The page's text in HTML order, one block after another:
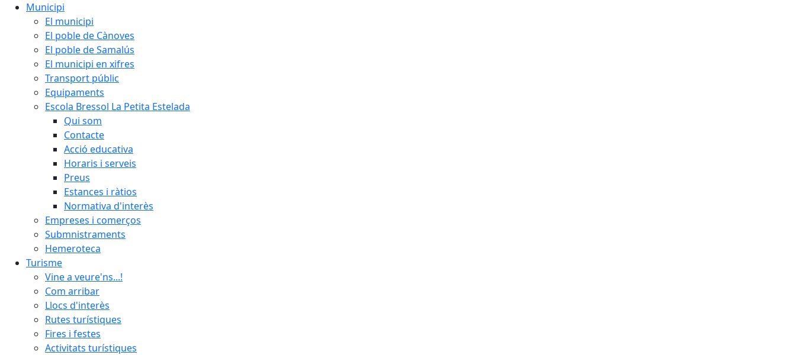
Municipi
El municipi
El poble de Cànoves
El poble de Samalús
El municipi en xifres
Transport públic
Equipaments
Escola Bressol La Petita Estelada
Qui som
Contacte
Acció educativa
Horaris i serveis
Preus
Estances i ràtios
Normativa d'interès
Empreses i comerços
Submnistraments
Hemeroteca
Turisme
Vine a veure'ns...!
Com arribar
Llocs d'interès
Rutes turístiques
Fires i festes
Activitats turístiques